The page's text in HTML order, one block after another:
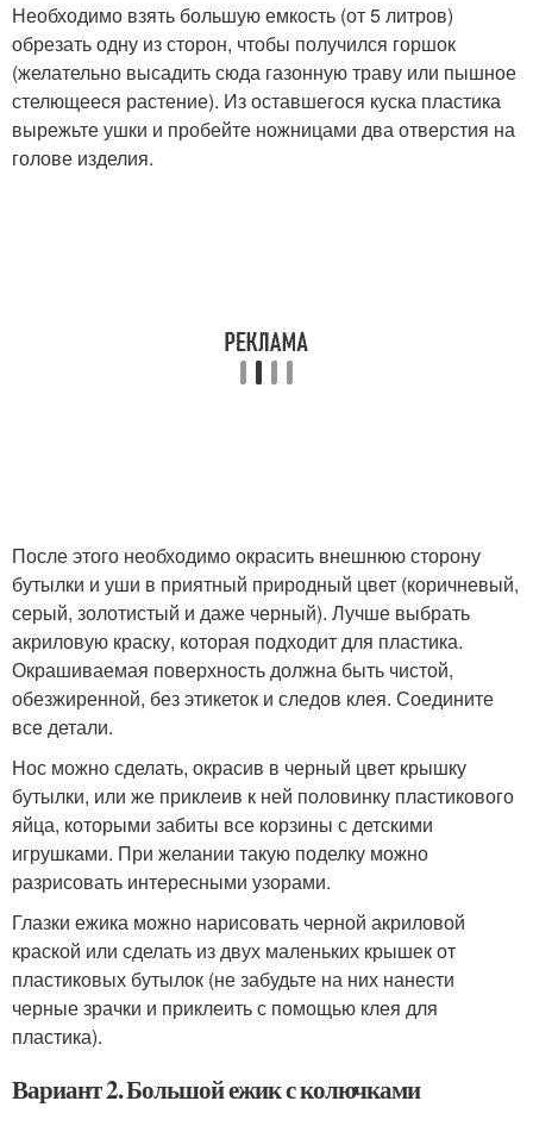
Необходимо взять большую емкость (от 5 литров)
обрезать одну из сторон, чтобы получился горшок
(желательно высадить сюда газонную траву или пышное
стелющееся растение). Из оставшегося куска пластика
вырежьте ушки и пробейте ножницами два отверстия на
голове изделия.
После этого необходимо окрасить внешнюю сторону
бутылки и уши в приятный природный цвет (коричневый,
серый, золотистый и даже черный). Лучше выбрать
акриловую краску, которая подходит для пластика.
Окрашиваемая поверхность должна быть чистой,
обезжиренной, без этикеток и следов клея. Соедините
все детали.
Нос можно сделать, окрасив в черный цвет крышку
бутылки, или же приклеив к ней половинку пластикового
яйца, которыми забиты все корзины с детскими
игрушками. При желании такую поделку можно
разрисовать интересными узорами.
Глазки ежика можно нарисовать черной акриловой
краской или сделать из двух маленьких крышек от
пластиковых бутылок (не забудьте на них нанести
черные зрачки и приклеить с помощью клея для
пластика).
Вариант 2. Большой ежик с колючками